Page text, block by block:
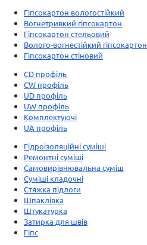
Гіпсокартон вологостійкий
Вогнетривкий гіпсокартон
Гіпсокартон стельовий
Волого-вогнестійкий гіпсокартон
Гіпсокартон стіновий
CD профіль
CW профіль
UD профіль
UW профіль
Комплектуючі
UA профіль
Гідроізоляційні суміші
Ремонтні суміші
Самовирівнювальна суміш
Суміші кладочні
Стяжка підлоги
Шпаклівка
Штукатурка
Затирка для швів
Гіпс